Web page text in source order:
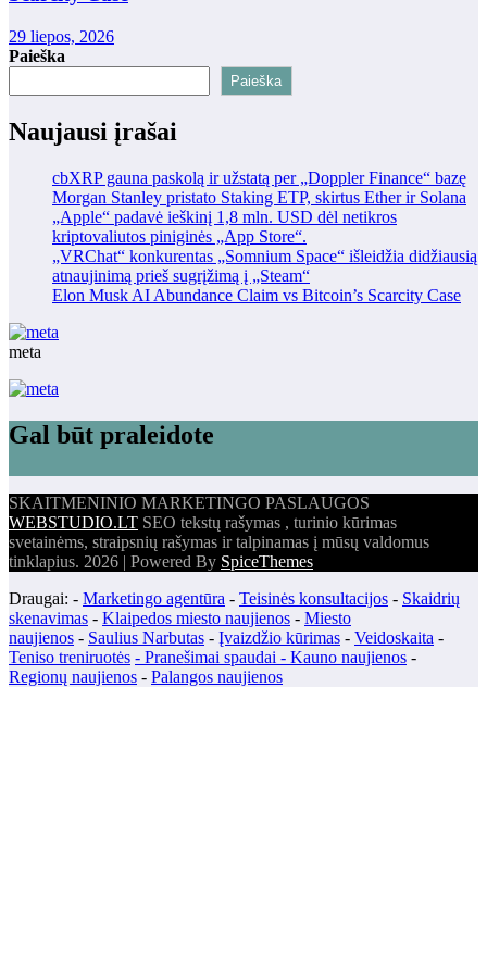
29 liepos, 2026
Paieška
Paieška
Naujausi įrašai
cbXRP gauna paskolą ir užstatą per „Doppler Finance“ bazę
Morgan Stanley pristato Staking ETP, skirtus Ether ir Solana
„Apple“ padavė ieškinį 1,8 mln. USD dėl netikros
kriptovaliutos piniginės „App Store“.
„VRChat“ konkurentas „Somnium Space“ išleidžia didžiausią
atnaujinimą prieš sugrįžimą į „Steam“
Elon Musk AI Abundance Claim vs Bitcoin’s Scarcity Case
meta
Gal būt praleidote
SKAITMENINIO MARKETINGO PASLAUGOS
WEBSTUDIO.LT SEO tekstų rašymas , turinio kūrimas
svetainėms, straipsnių rašymas ir talpinamas į mūsų valdomus
tinklapius. 2026 | Powered By SpiceThemes
Draugai: - Marketingo agentūra - Teisinės konsultacijos - Skaidrių
skenavimas - Klaipedos miesto naujienos - Miesto
naujienos - Saulius Narbutas - Įvaizdžio kūrimas - Veidoskaita -
Teniso treniruotės - Pranešimai spaudai - Kauno naujienos -
Regionų naujienos - Palangos naujienos